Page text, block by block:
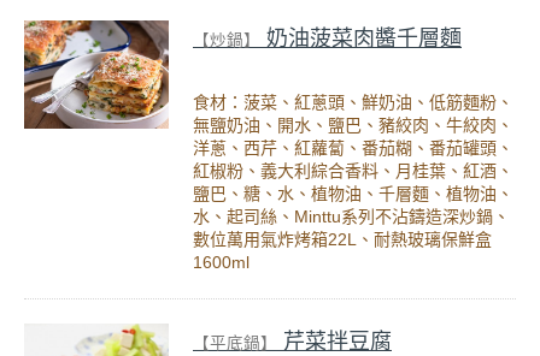
【炒鍋】 奶油菠菜肉醬千層麵
食材：菠菜、紅蔥頭、鮮奶油、低筋麵粉、
無鹽奶油、開水、鹽巴、豬絞肉、牛絞肉、
洋蔥、西芹、紅蘿蔔、番茄糊、番茄罐頭、
紅椒粉、義大利綜合香料、月桂葉、紅酒、
鹽巴、糖、水、植物油、千層麵、植物油、
水、起司絲、Minttu系列不沾鑄造深炒鍋、
數位萬用氣炸烤箱22L、耐熱玻璃保鮮盒
1600ml
【平底鍋】 芹菜拌豆腐